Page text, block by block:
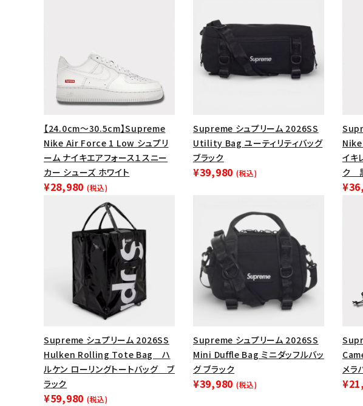
search
シーズンから探す 価格から探す
【24.0cm～30.5cm】Supreme
Nike Air Force 1 Low シュプリ
ーム ナイキエアフォース１スニー
カー シューズ ホワイト
¥28,980 (税込)
Supreme シュプリーム 2026SS
Utility Bag ユーティリティバッグ
ブラック
¥39,980 (税込)
イキ
ク
Supreme シュプリーム 2026SS
Hulken Rolling Tote Bag ハ
ルケン ローリングトートバッグ ブ
ラック
¥59,980 (税込)
Supreme シュプリーム 2026SS
Mini Duffle Bag ミニダッフルバッ
グ ブラック
¥39,980 (税込)
メラ